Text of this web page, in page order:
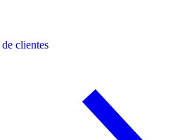
clientes